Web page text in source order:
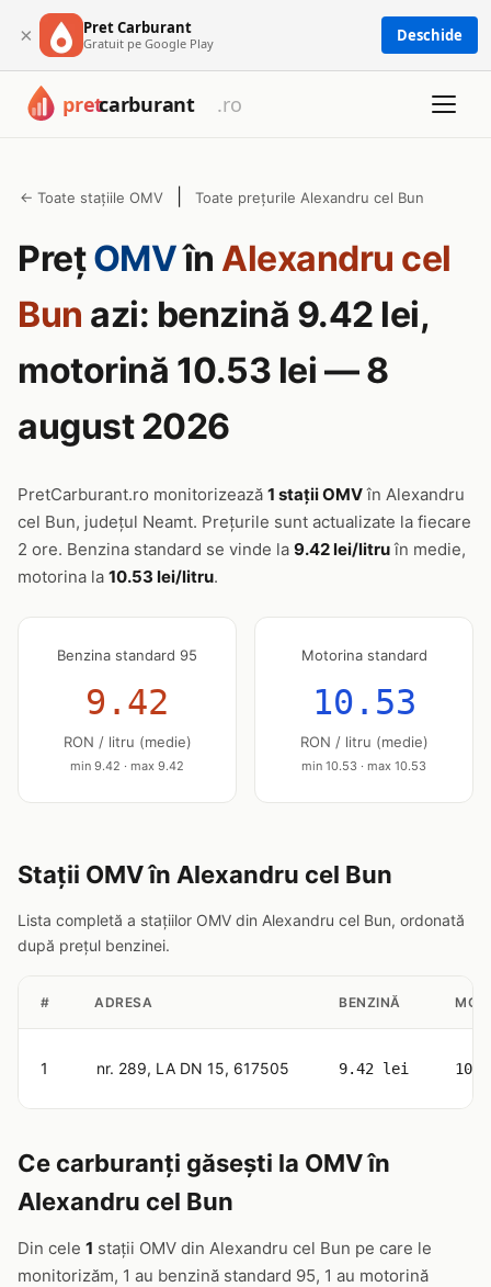
× Pret Carburant
Gratuit pe Google Play Deschide
← Toate stațiile OMV Toate prețurile Alexandru cel Bun
PrețOMVîn Alexandru cel
Bun azi: benzină 9.42 lei,
motorină 10.53 lei — 8
august 2026
PretCarburant.ro monitorizează 1 stații OMVîn Alexandru
cel Bun, județul Neamt. Prețurile sunt actualizate la fiecare
2 ore. Benzina standard se vinde la 9.42 lei/litruîn medie,
motorina la 10.53 lei/litru.
Benzina standard 95
9.42
RON / litru (medie)
min 9.42 · max 9.42
Motorina standard
10.53
RON / litru (medie)
min 10.53 · max 10.53
Stații OMV în Alexandru cel Bun
Lista completă a stațiilor OMV din Alexandru cel Bun, ordonată
după prețul benzinei.
# ADRESA BENZINĂ
1 nr. 289, LA DN 15, 617505 9.42 lei
Ce carburanți găsești la OMV în
Alexandru cel Bun
Din cele 1 stații OMV din Alexandru cel Bun pe care le
monitorizăm, 1 au benzină standard 95, 1 au motorină